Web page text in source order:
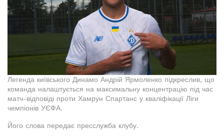
Легенда київського Динамо Андрій Ярмоленко підкреслив, що
команда налаштується на максимальну концентрацію під час
матч-відповіді проти Хамрун Спартанс у кваліфікації Ліги
чемпіонів УЄФА.
Його слова передає пресслужба клубу.